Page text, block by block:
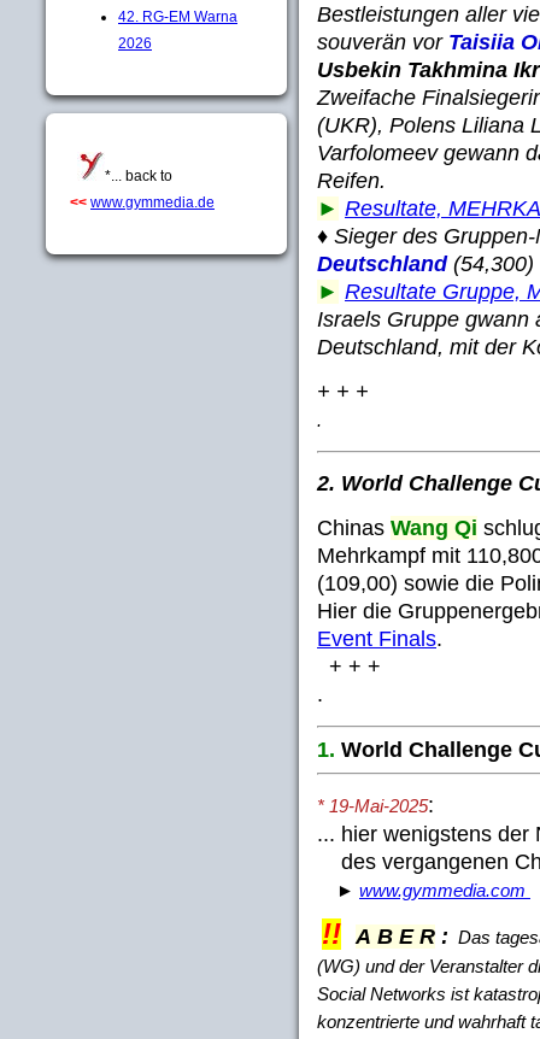
42. RG-EM Warna
2026
*... back to
<< www.gymmedia.de
Bestleistungen aller
souverän vor Taisiia
Usbekin Takhmina
Zweifache
(UKR), Polens Liliana
Varfolomeev gewann
Reifen.
► Resultate,
♦ Sieger des
Deutschland
► Resultate Gruppe,
Israels Gruppe gwann
Deutschland, mit der
+ + +
.
2. World Challenge
Chinas Wang Qi
Mehrkampf mit
(109,00) sowie die
Hier die
Event Finals.
+ + +
.
1. World Challenge
* 19-Mai-2025:
... hier wenigstens der
des vergangenen
► www.gymmedia.com
!! A B E R : Das
(WG) und der Veranstalter
Social Networks ist
konzentrierte und wahrhaft